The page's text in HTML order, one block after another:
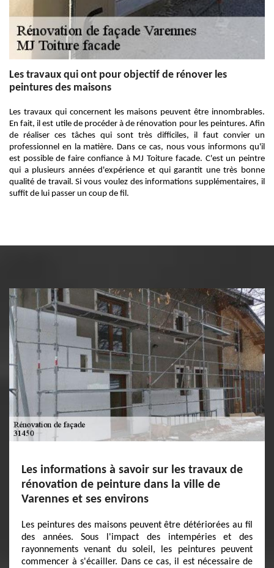
Les travaux qui ont pour objectif de rénover les
peintures des maisons
Les travaux qui concernent les maisons peuvent être innombrables.
En fait, il est utile de procéder à de rénovation pour les peintures. Afin
de réaliser ces tâches qui sont très difficiles, il faut convier un
professionnel en la matière. Dans ce cas, nous vous informons qu'il
est possible de faire confiance à MJ Toiture facade. C'est un peintre
qui a plusieurs années d'expérience et qui garantit une très bonne
qualité de travail. Si vous voulez des informations supplémentaires, il
suffit de lui passer un coup de fil.
Les informations à savoir sur les travaux de
rénovation de peinture dans la ville de
Varennes et ses environs
Les peintures des maisons peuvent être détériorées au fil
des années. Sous l'impact des intempéries et des
rayonnements venant du soleil, les peintures peuvent
commencer à s'écailler. Dans ce cas, il est nécessaire de